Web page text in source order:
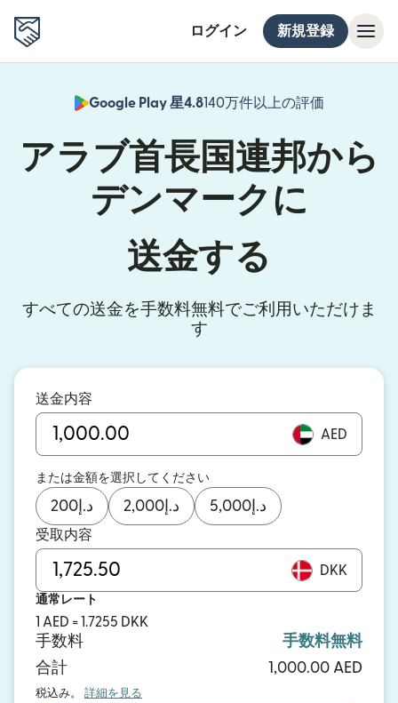
ログイン 新規登録
Google Play 星4.8140万件以上の評価
（別ウィン
アラブ首長国連邦から
デンマークに
送金する
すべての送金を手数料無料でご利用いただけま
す
送金内容
AED
または金額を選択してください
د.إ 200 د.إ 2,000 د.إ 5,000
受取内容
DKK
通常レート
1 AED = 1.7255 DKK
手数料
手数料無料
合計
1,000.00 AED
税込み。 詳細を見る